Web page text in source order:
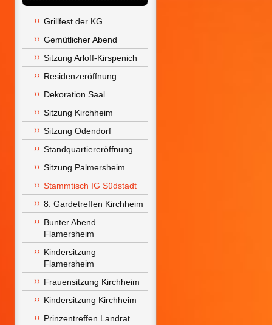
Grillfest der KG
Gemütlicher Abend
Sitzung Arloff-Kirspenich
Residenzeröffnung
Dekoration Saal
Sitzung Kirchheim
Sitzung Odendorf
Standquartiereröffnung
Sitzung Palmersheim
Stammtisch IG Südstadt
8. Gardetreffen Kirchheim
Bunter Abend
Flamersheim
Kindersitzung
Flamersheim
Frauensitzung Kirchheim
Kindersitzung Kirchheim
Prinzentreffen Landrat